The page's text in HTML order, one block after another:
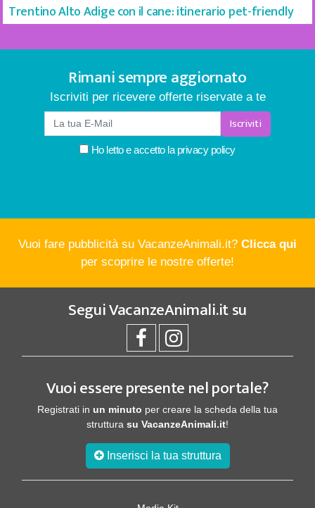
Trentino Alto Adige con il cane: itinerario pet-friendly
Rimani sempre aggiornato
Iscriviti per ricevere offerte riservate a te
Iscriviti
Ho letto e accetto la privacy policy
Vuoi fare pubblicità su VacanzeAnimali.it? Clicca qui
per scoprire le nostre offerte!
SeguiVacanzeAnimali.itsu
Vuoi essere presente nel portale?
Registrati in un minuto per creare la scheda della tua
struttura su VacanzeAnimali.it!
Inserisci la tua struttura